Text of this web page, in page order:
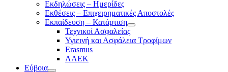
Εκδηλώσεις – Ημερίδες
Εκθέσεις – Επιχειρηματικές Αποστολές
Εκπαίδευση – Κατάρτιση
Τεχνικοί Ασφαλείας
Υγιεινή και Ασφάλεια Τροφίμων
Erasmus
ΛΑΕΚ
Εύβοια